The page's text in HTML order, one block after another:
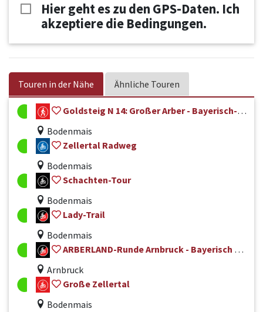
Hier geht es zu den GPS-Daten. Ich
akzeptiere die Bedingungen.
Touren in der Nähe Ähnliche Touren
Goldsteig N 14: Großer Arber - Bayerisch-Eisenstein
Bodenmais
Zellertal Radweg
Bodenmais
Schachten-Tour
Bodenmais
Lady-Trail
Bodenmais
ARBERLAND-Runde Arnbruck - Bayerisch Eisenstein Nr. 50
Arnbruck
Große Zellertal
Bodenmais